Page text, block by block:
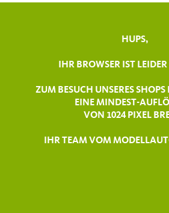
HUPS,
IHR BROWSER IST
ZUM BESUCH UNSERES
EINE MINDEST-
VON 1024 PIXEL
IHR TEAM VOM